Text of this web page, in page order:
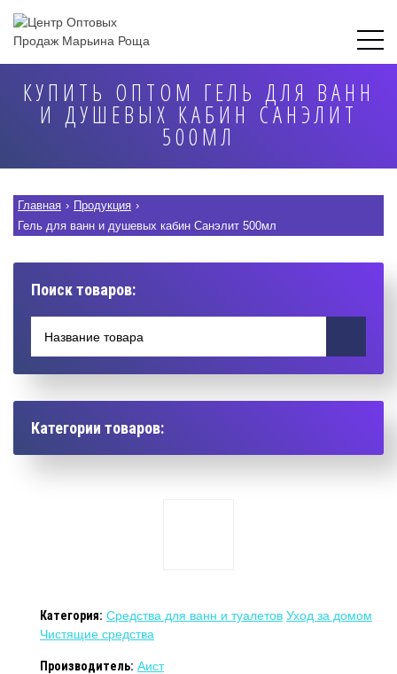
КУПИТЬ ОПТОМ ГЕЛЬ ДЛЯ ВАНН
И ДУШЕВЫХ КАБИН САНЭЛИТ
500МЛ
Главная › Продукция ›
Гель для ванн и душевых кабин Санэлит 500мл
Поиск товаров:
Категории товаров:
Категория: Средства для ванн и туалетов Уход за домом
Чистящие средства
Производитель: Аист